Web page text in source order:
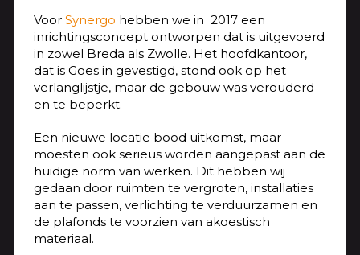
VoorSynergo hebben we in 2017 een
inrichtingsconcept ontworpen dat is uitgevoerd
in zowel Breda als Zwolle. Het hoofdkantoor,
dat is Goes in gevestigd, stond ook op het
verlanglijstje, maar de gebouw was verouderd
en te beperkt.
Een nieuwe locatie bood uitkomst, maar
moesten ook serieus worden aangepast aan de
huidige norm van werken. Dit hebben wij
gedaan door ruimten te vergroten, installaties
aan te passen, verlichting te verduurzamen en
de plafonds te voorzien van akoestisch
materiaal.